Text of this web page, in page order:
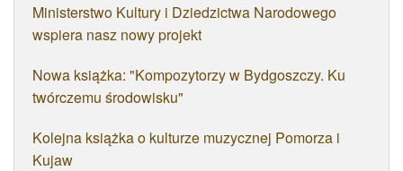
Ministerstwo Kultury i Dziedzictwa Narodowego
wspiera nasz nowy projekt
Nowa książka: "Kompozytorzy w Bydgoszczy. Ku
twórczemu środowisku"
Kolejna książka o kulturze muzycznej Pomorza i
Kujaw